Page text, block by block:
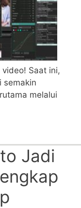
Saat ini,
semakin
melalui
Jadi